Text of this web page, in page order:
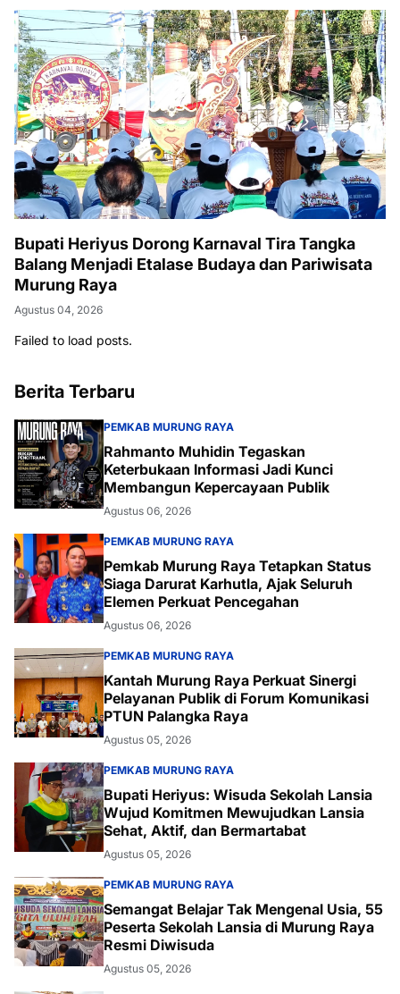
Bupati Heriyus Dorong Karnaval Tira Tangka
Balang Menjadi Etalase Budaya dan Pariwisata
Murung Raya
Agustus 04, 2026
Failed to load posts.
Berita Terbaru
PEMKAB MURUNG RAYA
Rahmanto Muhidin Tegaskan
Keterbukaan Informasi Jadi Kunci
Membangun Kepercayaan Publik
Agustus 06, 2026
PEMKAB MURUNG RAYA
Pemkab Murung Raya Tetapkan Status
Siaga Darurat Karhutla, Ajak Seluruh
Elemen Perkuat Pencegahan
Agustus 06, 2026
PEMKAB MURUNG RAYA
Kantah Murung Raya Perkuat Sinergi
Pelayanan Publik di Forum Komunikasi
PTUN Palangka Raya
Agustus 05, 2026
PEMKAB MURUNG RAYA
Bupati Heriyus: Wisuda Sekolah Lansia
Wujud Komitmen Mewujudkan Lansia
Sehat, Aktif, dan Bermartabat
Agustus 05, 2026
PEMKAB MURUNG RAYA
Semangat Belajar Tak Mengenal Usia, 55
Peserta Sekolah Lansia di Murung Raya
Resmi Diwisuda
Agustus 05, 2026